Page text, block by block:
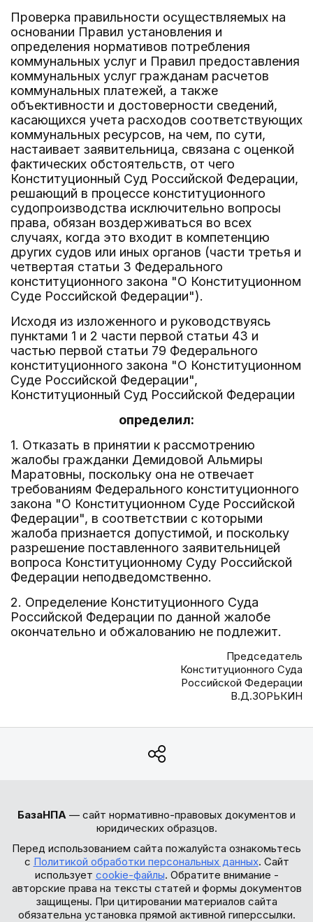
Проверка правильности осуществляемых на
основании Правил установления и
определения нормативов потребления
коммунальных услуг и Правил предоставления
коммунальных услуг гражданам расчетов
коммунальных платежей, а также
объективности и достоверности сведений,
касающихся учета расходов соответствующих
коммунальных ресурсов, на чем, по сути,
настаивает заявительница, связана с оценкой
фактических обстоятельств, от чего
Конституционный Суд Российской Федерации,
решающий в процессе конституционного
судопроизводства исключительно вопросы
права, обязан воздерживаться во всех
случаях, когда это входит в компетенцию
других судов или иных органов (части третья и
четвертая статьи 3 Федерального
конституционного закона "О Конституционном
Суде Российской Федерации").
Исходя из изложенного и руководствуясь
пунктами 1 и 2 части первой статьи 43 и
частью первой статьи 79 Федерального
конституционного закона "О Конституционном
Суде Российской Федерации",
Конституционный Суд Российской Федерации
определил:
1. Отказать в принятии к рассмотрению
жалобы гражданки Демидовой Альмиры
Маратовны, поскольку она не отвечает
требованиям Федерального конституционного
закона "О Конституционном Суде Российской
Федерации", в соответствии с которыми
жалоба признается допустимой, и поскольку
разрешение поставленного заявительницей
вопроса Конституционному Суду Российской
Федерации неподведомственно.
2. Определение Конституционного Суда
Российской Федерации по данной жалобе
окончательно и обжалованию не подлежит.
Председатель
Конституционного Суда
Российской Федерации
В.Д.ЗОРЬКИН
БазаНПА — сайт нормативно-правовых документов и
юридических образцов.
Перед использованием сайта пожалуйста ознакомьтесь
с Политикой обработки персональных данных. Сайт
использует cookie-файлы. Обратите внимание -
авторские права на тексты статей и формы документов
защищены. При цитировании материалов сайта
обязательна установка прямой активной гиперссылки.